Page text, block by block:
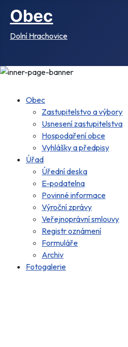
Obec
Dolní Hrachovice
Obec
Zastupitelstvo a výbory
Usnesení zastupitelstva
Hospodaření obce
Vyhlášky a předpisy
Úřad
Úřední deska
E-podatelna
Povinné informace
Výroční zprávy
Veřejnoprávní smlouvy
Registr oznámení
Formuláře
Archiv
Fotogalerie